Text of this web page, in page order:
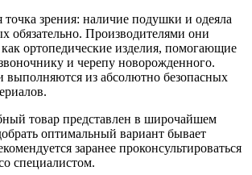
зрения: наличие подушки и одеяла
обязательно. Производителями они
ортопедические изделия, помогающие
и черепу новорожденного.
из абсолютно безопасных
товар представлен в широчайшем
оптимальный вариант бывает
заранее проконсультироваться
специалистом.